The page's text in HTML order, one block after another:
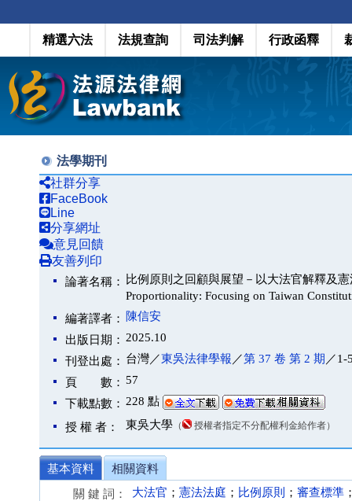
精選六法 法規查詢 司法判解 行政函釋
法學期刊
社群分享
FaceBook
Line
分享網址
意見回饋
友善列印
論著名稱：
比例原則之回顧與展望－以大法官解釋及
Proportionality: Focusing on Taiwan
編著譯者：
陳信安
出版日期： 2025.10
刊登出處： 台灣／東吳法律學報 ／第 37 卷 第 2 期 ／1-
頁 數： 57
下載點數： 228 點
授 權 者： 東吳大學 （ 授權者指定不分配權利金給作者）
基本資料
相關資料
關 鍵 詞：
大法官 ； 憲法法庭 ； 比例原則 ； 審查標準